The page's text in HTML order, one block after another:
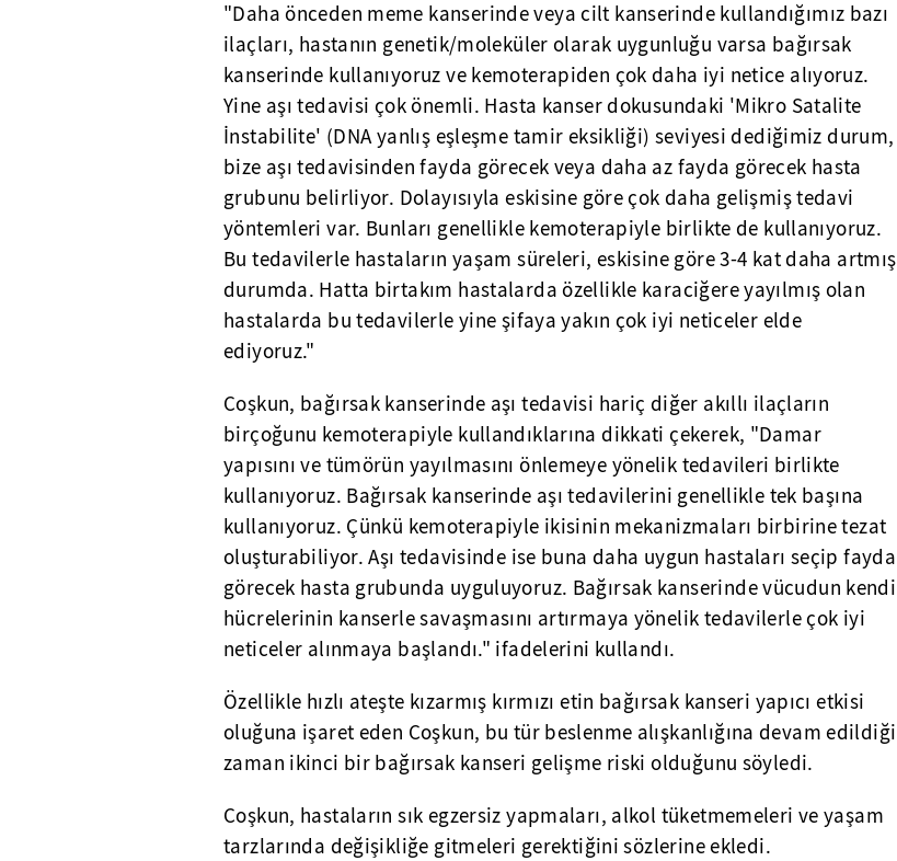
"Daha önceden meme kanserinde veya cilt kanserinde kullandığımız bazı
ilaçları, hastanın genetik/moleküler olarak uygunluğu varsa bağırsak
kanserinde kullanıyoruz ve kemoterapiden çok daha iyi netice alıyoruz.
Yine aşı tedavisi çok önemli. Hasta kanser dokusundaki 'Mikro Satalite
İnstabilite' (DNA yanlış eşleşme tamir eksikliği) seviyesi dediğimiz durum,
bize aşı tedavisinden fayda görecek veya daha az fayda görecek hasta
grubunu belirliyor. Dolayısıyla eskisine göre çok daha gelişmiş tedavi
yöntemleri var. Bunları genellikle kemoterapiyle birlikte de kullanıyoruz.
Bu tedavilerle hastaların yaşam süreleri, eskisine göre 3-4 kat daha artmış
durumda. Hatta birtakım hastalarda özellikle karaciğere yayılmış olan
hastalarda bu tedavilerle yine şifaya yakın çok iyi neticeler elde
ediyoruz."
Coşkun, bağırsak kanserinde aşı tedavisi hariç diğer akıllı ilaçların
birçoğunu kemoterapiyle kullandıklarına dikkati çekerek, "Damar
yapısını ve tümörün yayılmasını önlemeye yönelik tedavileri birlikte
kullanıyoruz. Bağırsak kanserinde aşı tedavilerini genellikle tek başına
kullanıyoruz. Çünkü kemoterapiyle ikisinin mekanizmaları birbirine tezat
oluşturabiliyor. Aşı tedavisinde ise buna daha uygun hastaları seçip fayda
görecek hasta grubunda uyguluyoruz. Bağırsak kanserinde vücudun kendi
hücrelerinin kanserle savaşmasını artırmaya yönelik tedavilerle çok iyi
neticeler alınmaya başlandı." ifadelerini kullandı.
Özellikle hızlı ateşte kızarmış kırmızı etin bağırsak kanseri yapıcı etkisi
oluğuna işaret eden Coşkun, bu tür beslenme alışkanlığına devam edildiği
zaman ikinci bir bağırsak kanseri gelişme riski olduğunu söyledi.
Coşkun, hastaların sık egzersiz yapmaları, alkol tüketmemeleri ve yaşam
tarzlarında değişikliğe gitmeleri gerektiğini sözlerine ekledi.